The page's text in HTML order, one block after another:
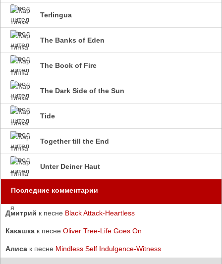
Terlingua
The Banks of Eden
The Book of Fire
The Dark Side of the Sun
Tide
Together till the End
Unter Deiner Haut
Последние комментарии
Дмитрий к песне Black Attack-Heartless
Какашка к песне Oliver Tree-Life Goes On
Алиса к песне Mindless Self Indulgence-Witness